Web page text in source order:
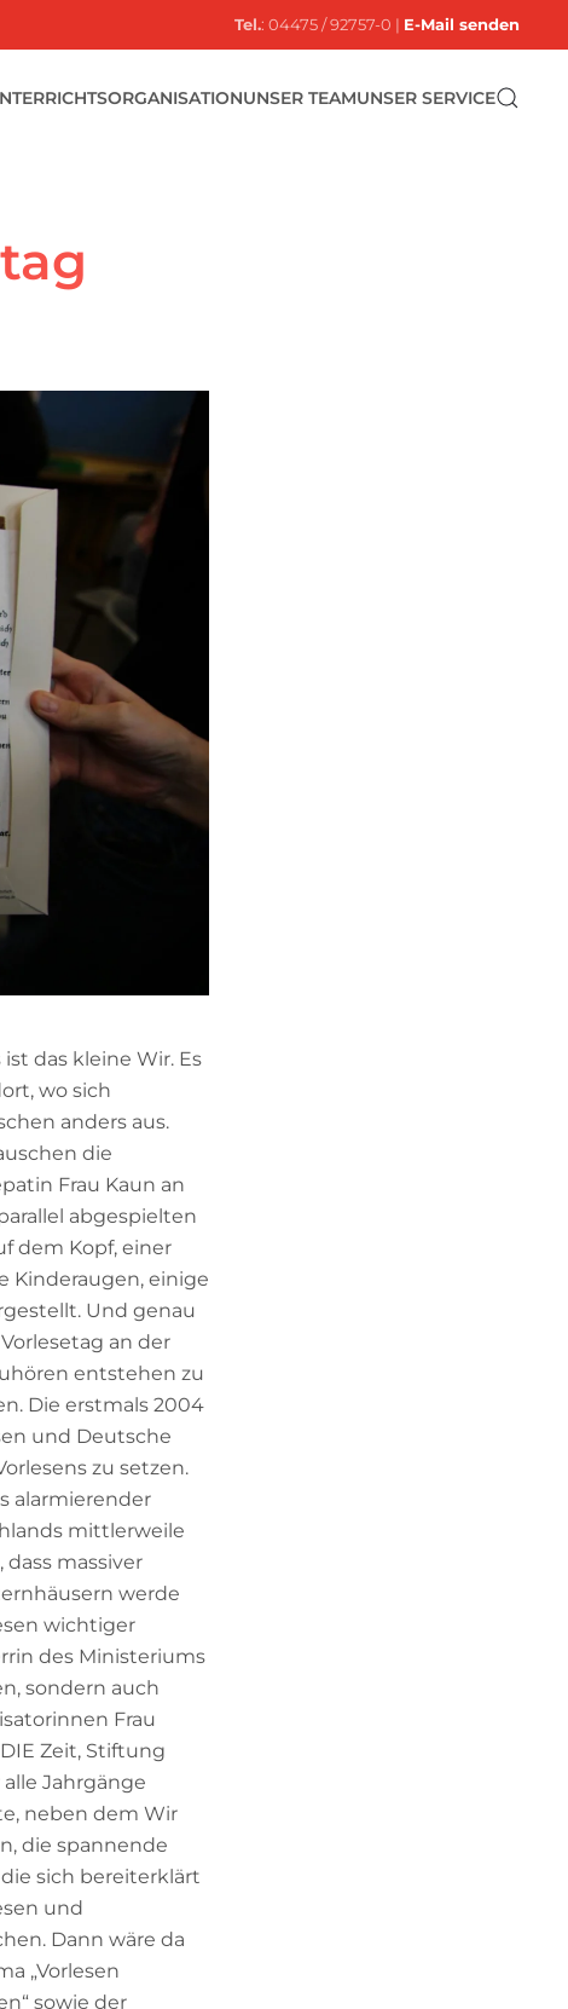
Tel.: 04475 / 92757-0 | E-Mail senden
UNSER TEAMUNSER SERVICE
das kleine Wir. Es
wo sich
anders aus.
die
Frau Kaun an
abgespielten
dem Kopf, einer
Kinderaugen, einige
Und genau
an der
entstehen zu
Die erstmals 2004
und Deutsche
zu setzen.
alarmierender
mittlerweile
massiver
werde
wichtiger
des Ministeriums
sondern auch
Frau
Zeit, Stiftung
Jahrgänge
neben dem Wir
die spannende
sich bereiterklärt
und
Dann wäre da
„Vorlesen
sowie der